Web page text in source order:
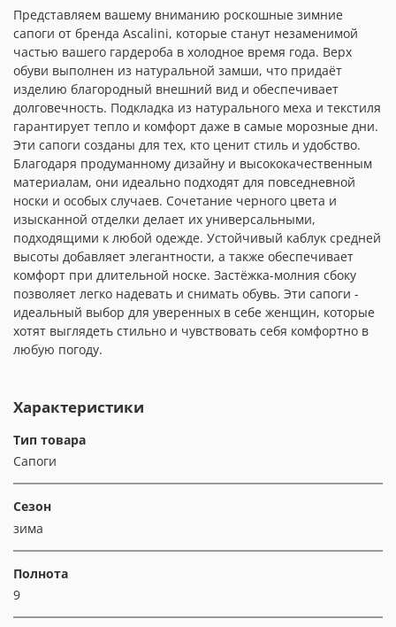
Представляем вашему вниманию роскошные зимние
сапоги от бренда Ascalini, которые станут незаменимой
частью вашего гардероба в холодное время года. Верх
обуви выполнен из натуральной замши, что придаёт
изделию благородный внешний вид и обеспечивает
долговечность. Подкладка из натурального меха и текстиля
гарантирует тепло и комфорт даже в самые морозные дни.
Эти сапоги созданы для тех, кто ценит стиль и удобство.
Благодаря продуманному дизайну и высококачественным
материалам, они идеально подходят для повседневной
носки и особых случаев. Сочетание черного цвета и
изысканной отделки делает их универсальными,
подходящими к любой одежде. Устойчивый каблук средней
высоты добавляет элегантности, а также обеспечивает
комфорт при длительной носке. Застёжка-молния сбоку
позволяет легко надевать и снимать обувь. Эти сапоги -
идеальный выбор для уверенных в себе женщин, которые
хотят выглядеть стильно и чувствовать себя комфортно в
любую погоду.
Характеристики
Тип товара
Сапоги
Сезон
зима
Полнота
9